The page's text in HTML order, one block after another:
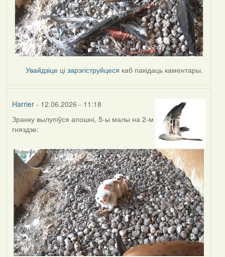
Увайдзіце цізарэгіструйцеся каб пакідаць каментары.
Harrier- 12.06.2026 - 11:18
Зранку вылупіўся апошні, 5-ы малы на 2-м
гняздзе: